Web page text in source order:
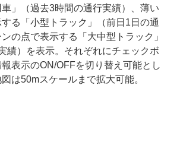
」（過去3時間の通行実績）、薄い
る「小型トラック」（前日1日の通
の点で表示する「大中型トラック」
績）を表示。それぞれにチェックボ
表示のON/OFFを切り替え可能とし
は50mスケールまで拡大可能。